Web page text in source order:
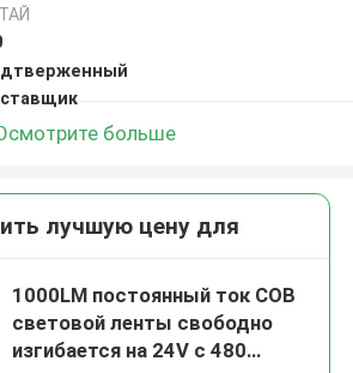
больше
лучшую цену для
1000LM постоянный ток COB
световой ленты свободно
изгибается на 24V с 480